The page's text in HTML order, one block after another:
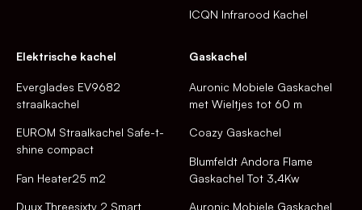
ICQN Infrarood Kachel
Elektrische kachel
Everglades EV9682
straalkachel
EUROM Straalkachel Safe-t-
shine compact
Fan Heater25 m2
Duux Threesixty 2 Smart
Gaskachel
Auronic Mobiele Gaskachel
met Wieltjes tot 60 m
Coazy Gaskachel
Blumfeldt Andora Flame
Gaskachel Tot 3,4Kw
Auronic Mobiele Gaskachel